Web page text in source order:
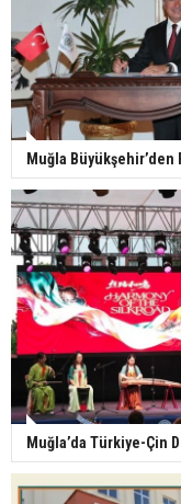
Muğla
Muğla’da Türkiye-Çin